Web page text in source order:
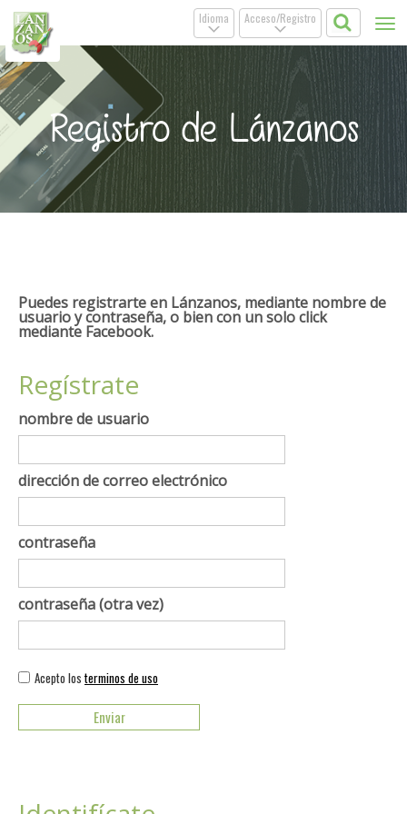
Acceso/Registro
.
Idioma
.
Registro de Lánzanos
Puedes registrarte en Lánzanos, mediante nombre de
usuario y contraseña, o bien con un solo click
mediante Facebook.
Regístrate
nombre de usuario
dirección de correo electrónico
contraseña
contraseña (otra vez)
Acepto los terminos de uso